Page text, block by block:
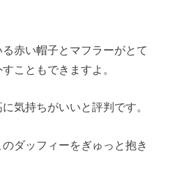
赤い帽子とマフラーがとて
こともできますよ。
気持ちがいいと評判です。
ダッフィーをぎゅっと抱き